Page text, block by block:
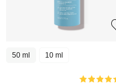
50 ml 10 ml